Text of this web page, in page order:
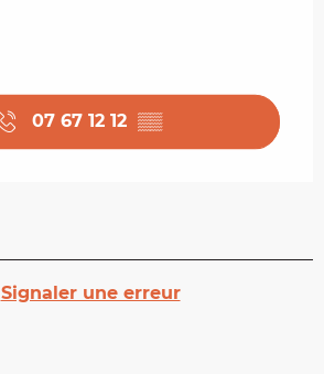
07 67 12 12 ▒▒
Signaler une erreur